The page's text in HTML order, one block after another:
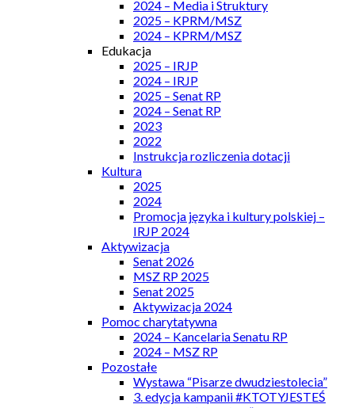
2024 – Media i Struktury
2025 – KPRM/MSZ
2024 – KPRM/MSZ
Edukacja
2025 – IRJP
2024 – IRJP
2025 – Senat RP
2024 – Senat RP
2023
2022
Instrukcja rozliczenia dotacji
Kultura
2025
2024
Promocja języka i kultury polskiej –
IRJP 2024
Aktywizacja
Senat 2026
MSZ RP 2025
Senat 2025
Aktywizacja 2024
Pomoc charytatywna
2024 – Kancelaria Senatu RP
2024 – MSZ RP
Pozostałe
Wystawa “Pisarze dwudziestolecia”
3. edycja kampanii #KTOTYJESTEŚ